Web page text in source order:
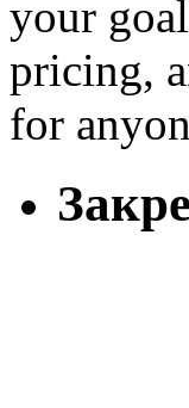
your
pricing,
for